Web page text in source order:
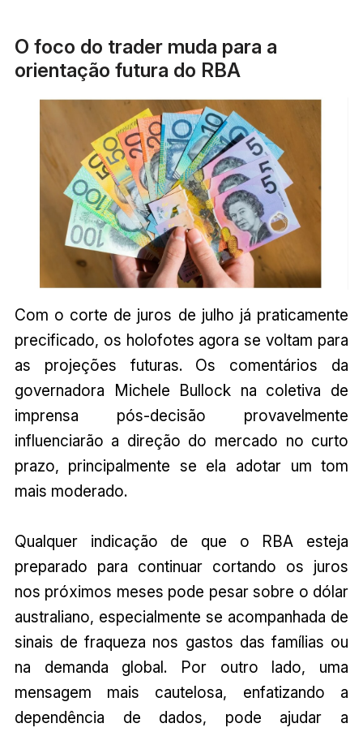
O foco do trader muda para a
orientação futura do RBA
Com o corte de juros de julho já praticamente
precificado, os holofotes agora se voltam para
as projeções futuras. Os comentários da
governadora Michele Bullock na coletiva de
imprensa pós-decisão provavelmente
influenciarão a direção do mercado no curto
prazo, principalmente se ela adotar um tom
mais moderado.
Qualquer indicação de que o RBA esteja
preparado para continuar cortando os juros
nos próximos meses pode pesar sobre o dólar
australiano, especialmente se acompanhada de
sinais de fraqueza nos gastos das famílias ou
na demanda global. Por outro lado, uma
mensagem mais cautelosa, enfatizando a
dependência de dados, pode ajudar a